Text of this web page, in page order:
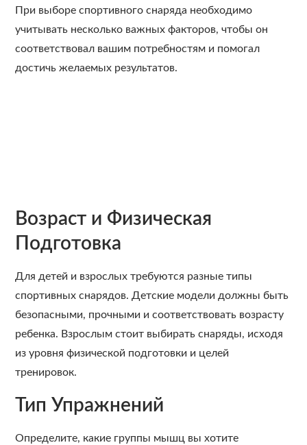
При выборе спортивного снаряда необходимо
учитывать несколько важных факторов, чтобы он
соответствовал вашим потребностям и помогал
достичь желаемых результатов.
Возраст и Физическая
Подготовка
Для детей и взрослых требуются разные типы
спортивных снарядов. Детские модели должны быть
безопасными, прочными и соответствовать возрасту
ребенка. Взрослым стоит выбирать снаряды, исходя
из уровня физической подготовки и целей
тренировок.
Тип Упражнений
Определите, какие группы мышц вы хотите